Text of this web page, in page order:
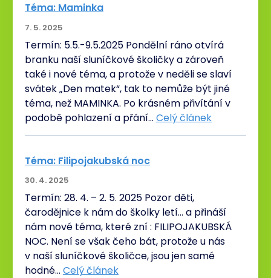
Téma: Maminka
7. 5. 2025
Termín: 5.5.-9.5.2025 Pondělní ráno otvírá
branku naší sluníčkové školičky a zároveň
také i nové téma, a protože v neděli se slaví
svátek „Den matek“, tak to nemůže být jiné
téma, než MAMINKA. Po krásném přivítání v
podobě pohlazení a přání… Celý článek
Téma: Filipojakubská noc
30. 4. 2025
Termín: 28. 4. – 2. 5. 2025 Pozor děti,
čarodějnice k nám do školky letí… a přináší
nám nové téma, které zní : FILIPOJAKUBSKÁ
NOC. Není se však čeho bát, protože u nás
v naší sluníčkové školičce, jsou jen samé
hodné… Celý článek